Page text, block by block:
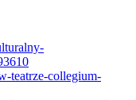
teatrze-collegium-